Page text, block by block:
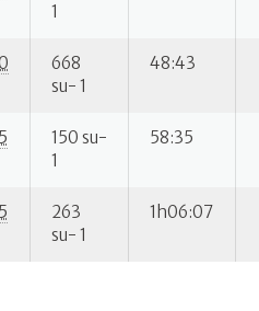
1
668
su- 1
48:43
150 su-
1
58:35
263
su- 1
1h06:07